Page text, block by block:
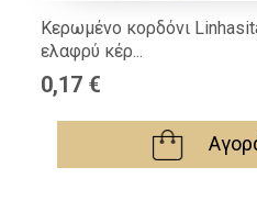
Κερωμένο κορδόνι
ελαφρύ κέρ...
0,17 €